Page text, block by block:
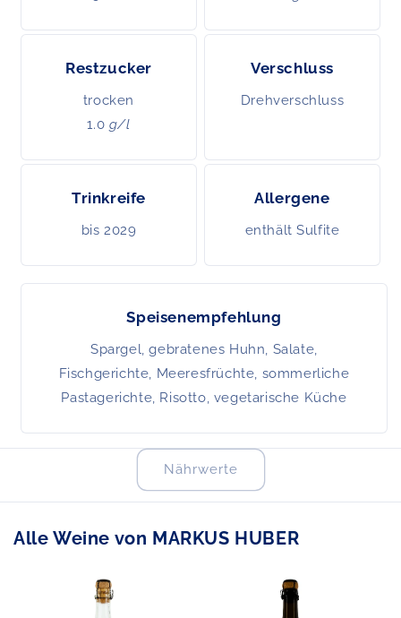
Restzucker
trocken
1.0 g/l
Verschluss
Drehverschluss
Trinkreife
bis 2029
Allergene
enthält Sulfite
Speisenempfehlung
Spargel, gebratenes Huhn, Salate,
Fischgerichte, Meeresfrüchte, sommerliche
Pastagerichte, Risotto, vegetarische Küche
Nährwerte
Alle Weine von MARKUS HUBER